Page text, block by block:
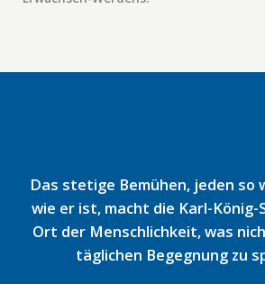
Das stetige Bemühen, jeden so
wie er ist, macht die Karl-König-
Ort der Menschlichkeit, was
täglichen Begegnung zu